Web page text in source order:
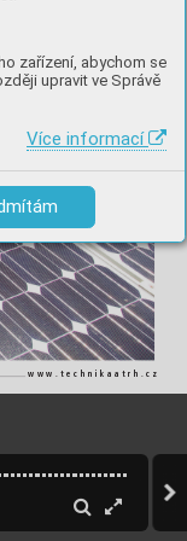
zařízení, abychom se
upravit ve Správě
Více informací
www.technikaatrh.cz